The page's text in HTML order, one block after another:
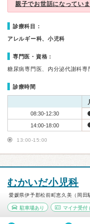
親子でお世話になってい
診療科目：
アレルギー科、小児科
専門医・資格：
糖尿病専門医、内分泌代謝科専
診療時間
08:30-12:30
14:00-18:00
13:00-15:00
むかいだ小児科
愛媛県伊予郡松前町恵久美（岡田
駐車場あり マイナ受付(